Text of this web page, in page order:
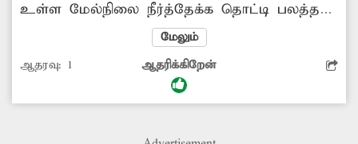
உள்ள மேல்நிலை நீர்த்தேக்க தொட்டி பலத்த
சேதமடைந்து காணப்படுகிறது. இதில் உள்ள
சிமெண்டு காரைகள் அவ்வப்போது பெயர்ந்து
விழுந்து வருகிறது. இதனால் குடிநீர் தொட்டி
அதன் உறுதித்தன்மையை இழந்துள்ளதால்,
விபத்து ஏற்படும் அபாயம் உள்ளது. இதன்
மேலும்
ஆதரவு: 1 ஆதரிக்கிறேன்